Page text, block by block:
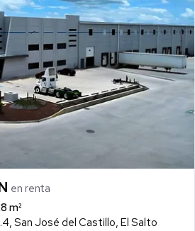
en renta
m²
San José del Castillo, El Salto